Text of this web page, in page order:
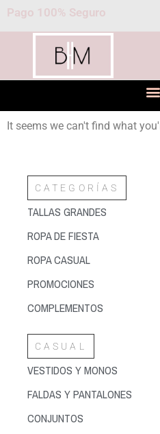
Pago 100% Seguro
CATEGORÍAS
TALLAS GRANDES
ROPA DE FIESTA
ROPA CASUAL
PROMOCIONES
COMPLEMENTOS
CASUAL
VESTIDOS Y MONOS
FALDAS Y PANTALONES
CONJUNTOS
It seems we can't find what